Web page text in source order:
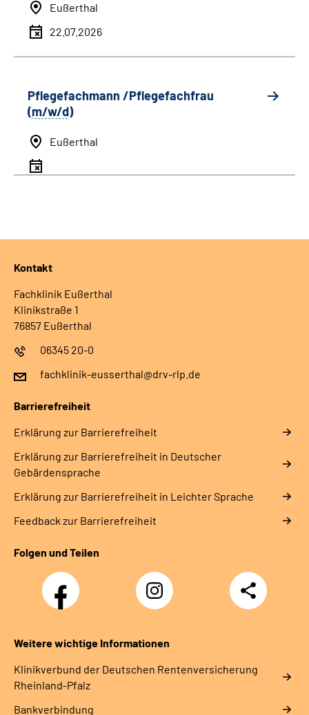
Eußerthal
22.07.2026
Pflegefachmann /Pflegefachfrau
(m/w/d)
Eußerthal
Kontakt
Fachklinik Eußerthal
Klinikstraße 1
76857 Eußerthal
06345 20-0
fachklinik-eusserthal@drv-rlp.de
Barrierefreiheit
Erklärung zur Barrierefreiheit
Erklärung zur Barrierefreiheit in Deutscher
Gebärdensprache
Erklärung zur Barrierefreiheit in Leichter Sprache
Feedback zur Barrierefreiheit
Folgen und Teilen
Facebook
Instagram
DRV
Nachwuchskräfte
Teilen
Weitere wichtige Informationen
Klinikverbund der Deutschen Rentenversicherung
Rheinland-Pfalz
Bankverbindung